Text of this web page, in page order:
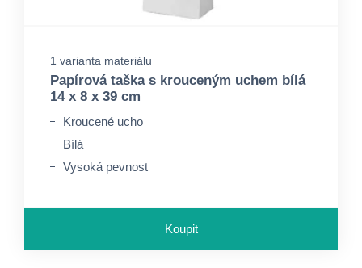
1 varianta materiálu
Papírová taška s krouceným uchem bílá
14 x 8 x 39 cm
Kroucené ucho
Bílá
Vysoká pevnost
Koupit